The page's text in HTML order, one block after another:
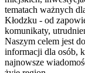
tematach ważnych
Kłodzku - od
komunikaty,
Naszym celem jest
informacji dla osób,
najnowsze